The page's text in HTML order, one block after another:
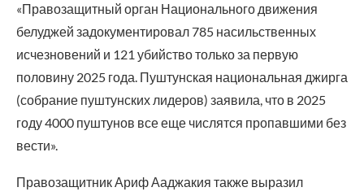
«Правозащитный орган Национального движения
белуджей задокументировал 785 насильственных
исчезновений и 121 убийство только за первую
половину 2025 года. Пуштунская национальная джирга
(собрание пуштунских лидеров) заявила, что в 2025
году 4000 пуштунов все еще числятся пропавшими без
вести».
Правозащитник Ариф Ааджакия также выразил